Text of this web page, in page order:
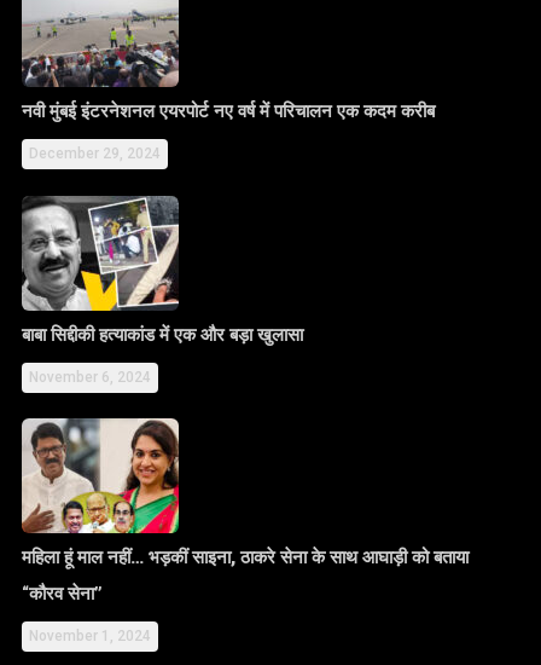
नवी मुंबई इंटरनेशनल एयरपोर्ट नए वर्ष में परिचालन एक कदम करीब
December 29, 2024
बाबा सिद्दीकी हत्याकांड में एक और बड़ा खुलासा
November 6, 2024
महिला हूं माल नहीं… भड़कीं साइना, ठाकरे सेना के साथ आघाड़ी को बताया
“कौरव सेना”
November 1, 2024